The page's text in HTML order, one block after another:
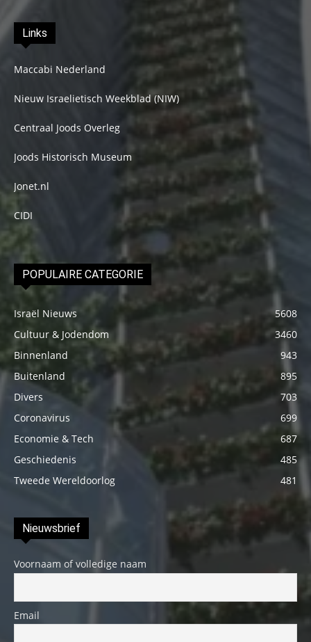
Links
Maccabi Nederland
Nieuw Israelietisch Weekblad (NIW)
Centraal Joods Overleg
Joods Historisch Museum
Jonet.nl
CIDI
POPULAIRE CATEGORIE
Israël Nieuws
5608
Cultuur & Jodendom
3460
Binnenland
943
Buitenland
895
Divers
703
Coronavirus
699
Economie & Tech
687
Geschiedenis
485
Tweede Wereldoorlog
481
Nieuwsbrief
Voornaam of volledige naam
Email